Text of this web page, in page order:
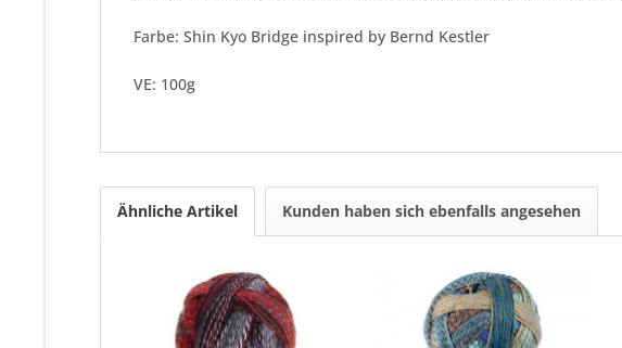
Farbe: Shin Kyo Bridge inspired by Bernd Kestler
VE: 100g
Ähnliche Artikel Kunden haben sich ebenfalls angesehen